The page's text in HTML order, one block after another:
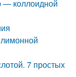
— коллоидной
лимонной
7 простых